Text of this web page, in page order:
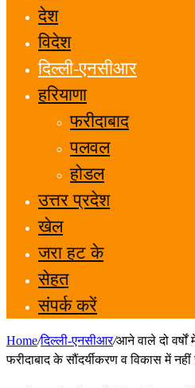
देश
विदेश
दिल्ली-एनसीआर
हरियाणा
फरीदाबाद
पलवल
होडल
उत्तर प्रदेश
खेल
जरा हट के
सेहत
संपर्क करें
Home/दिल्ली-एनसीआर/आने वाले दो वर्षों
फरीदाबाद के सौंदर्यीकरण व विकास में